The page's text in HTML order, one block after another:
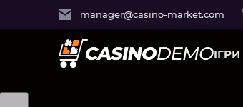
manager@casino-market.com
ІГРИ